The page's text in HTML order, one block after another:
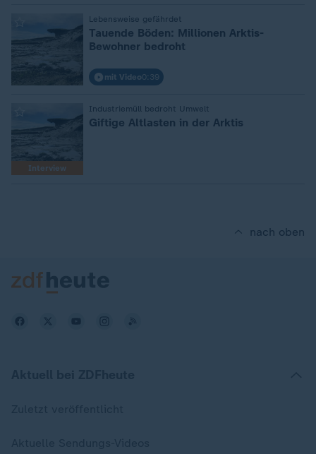
Lebensweise gefährdet
Tauende Böden: Millionen Arktis-
Bewohner bedroht
mit Video0:39
Interview
Industriemüll bedroht Umwelt
Giftige Altlasten in der Arktis
nach oben